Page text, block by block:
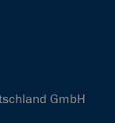
GmbH